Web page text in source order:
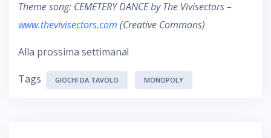
Theme song: CEMETERY DANCE by The Vivisectors –
www.thevivisectors.com (Creative Commons)
Alla prossima settimana!
Tags GIOCHI DA TAVOLO MONOPOLY